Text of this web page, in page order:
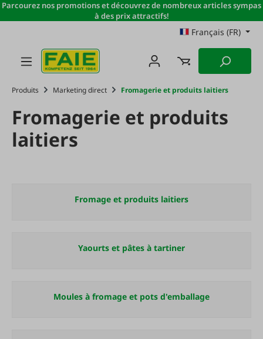
Passer au contenu principal
Parcourez nos promotions et découvrez de nombreux articles sympas
à des prix attractifs!
Français (FR)
Produits Marketing direct Fromagerie et produits laitiers
Fromagerie et produits
laitiers
Fromage et produits laitiers
Yaourts et pâtes à tartiner
Moules à fromage et pots d'emballage